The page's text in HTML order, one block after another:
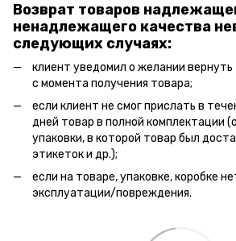
Возврат товаров
ненадлежащего качества
следующих случаях:
клиент уведомил о желании вернуть
с момента получения товара;
если клиент не смог прислать в
дней товар в полной комплектации
упаковки, в которой товар был
этикеток и др.);
если на товаре, упаковке, коробке
эксплуатации/повреждения.